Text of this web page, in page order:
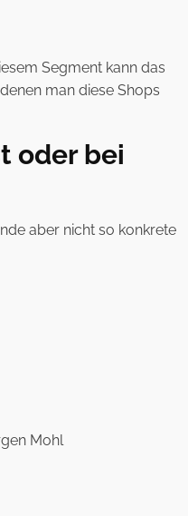
Segment kann das
man diese Shops
oder bei
aber nicht so konkrete
Mohl